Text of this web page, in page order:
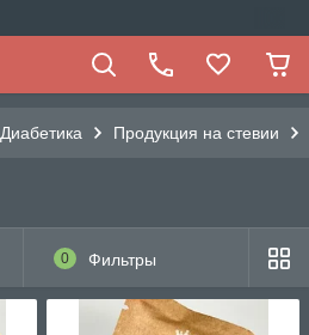
Диабетика Продукция на стевии
0 Фильтры